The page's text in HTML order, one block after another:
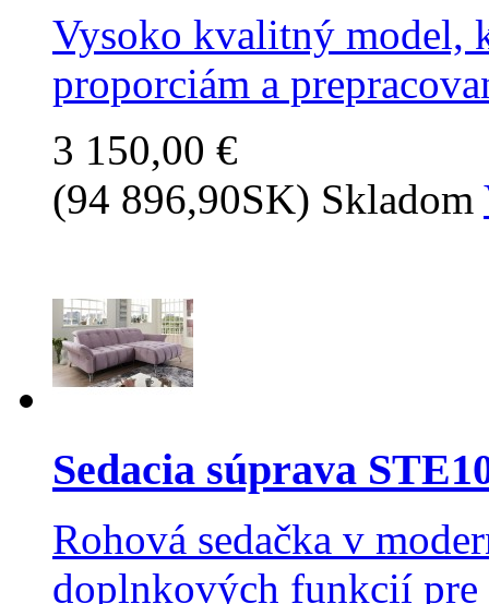
Vysoko kvalitný model,
proporciám a
3 150,00 €
(94 896,90SK) Skladom
Sedacia súprava
Rohová sedačka v
doplnkových funkcií pre